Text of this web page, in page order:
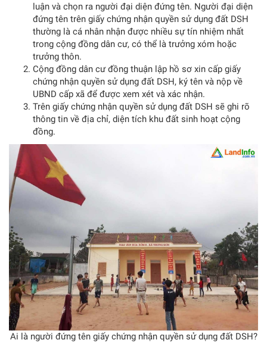
luận và chọn ra người đại diện đứng tên. Người đại diện
đứng tên trên giấy chứng nhận quyền sử dụng đất DSH
thường là cá nhân nhận được nhiều sự tín nhiệm nhất
trong cộng đồng dân cư, có thể là trưởng xóm hoặc
trưởng thôn.
Cộng đồng dân cư đồng thuận lập hồ sơ xin cấp giấy
chứng nhận quyền sử dụng đất DSH, ký tên và nộp về
UBND cấp xã để được xem xét và xác nhận.
Trên giấy chứng nhận quyền sử dụng đất DSH sẽ ghi rõ
thông tin về địa chỉ, diện tích khu đất sinh hoạt cộng
đồng.
Ai là người đứng tên giấy chứng nhận quyền sử dụng đất DSH?